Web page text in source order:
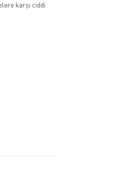
karşı ciddi